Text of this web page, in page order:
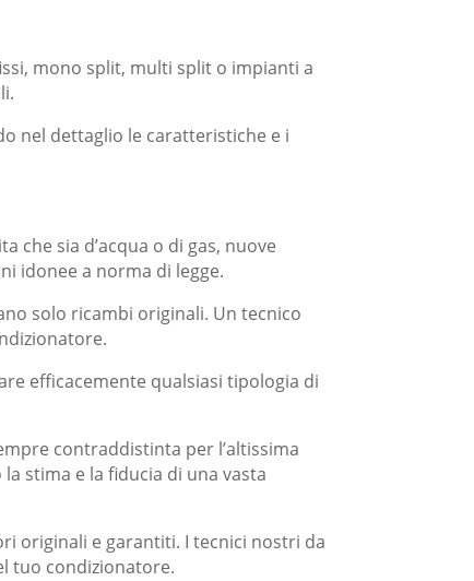
mono split, multi split o impianti a
nel dettaglio le caratteristiche e i
che sia d’acqua o di gas, nuove
idonee a norma di legge.
solo ricambi originali. Un tecnico
efficacemente qualsiasi tipologia di
contraddistinta per l’altissima
stima e la fiducia di una vasta
originali e garantiti. I tecnici nostri da
tuo condizionatore.